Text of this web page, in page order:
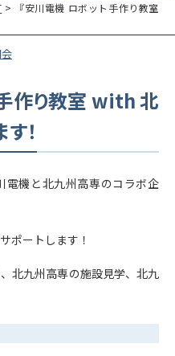
> 『安川電機 ロボット手作り教室
作り教室 with 北
！
電機と北九州高専のコラボ企
ポートします！
北九州高専の施設見学、北九